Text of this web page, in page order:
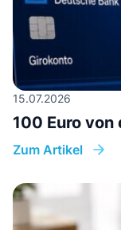
15.07.2026
100 Euro
Zum Artikel